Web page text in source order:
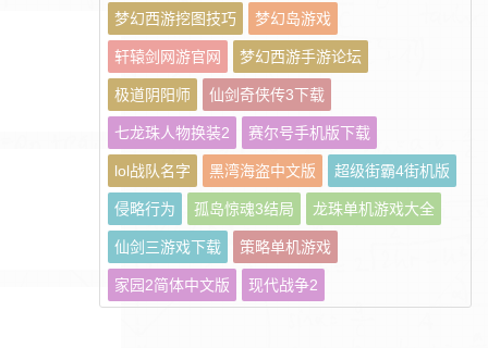
梦幻西游挖图技巧 梦幻岛游戏
轩辕剑网游官网 梦幻西游手游论坛
极道阴阳师 仙剑奇侠传3下载
七龙珠人物换装2 赛尔号手机版下载
lol战队名字 黑湾海盗中文版 超级街霸4街机版
侵略行为 孤岛惊魂3结局 龙珠单机游戏大全
仙剑三游戏下载 策略单机游戏
家园2简体中文版 现代战争2